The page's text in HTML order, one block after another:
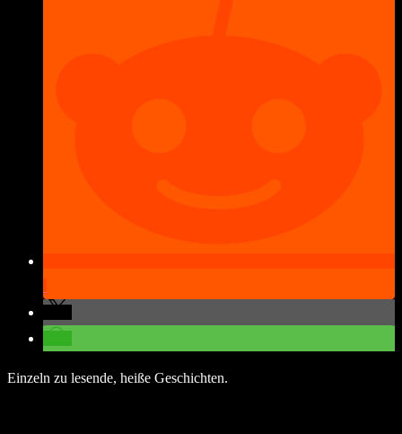
Einzeln zu lesende, heiße Geschichten.